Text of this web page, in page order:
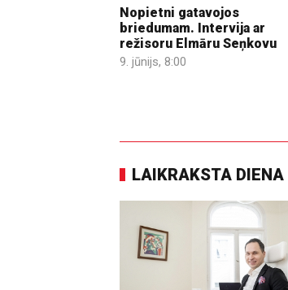
Nopietni gatavojos
briedumam. Intervija ar
režisoru Elmāru Seņkovu
9. jūnijs, 8:00
LAIKRAKSTA